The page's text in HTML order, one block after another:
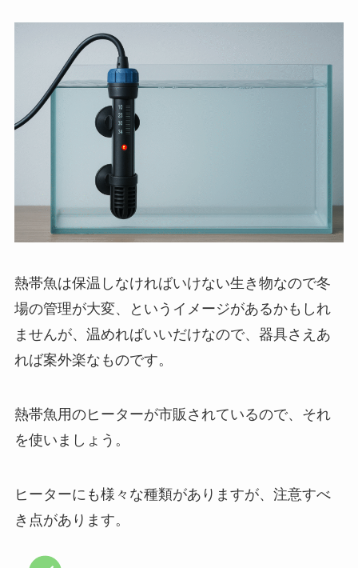
熱帯魚は保温しなければいけない生き物なので冬
場の管理が大変、というイメージがあるかもしれ
ませんが、温めればいいだけなので、器具さえあ
れば案外楽なものです。
熱帯魚用のヒーターが市販されているので、それ
を使いましょう。
ヒーターにも様々な種類がありますが、注意すべ
き点があります。